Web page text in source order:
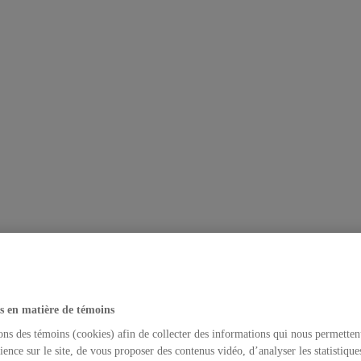
en matière de témoins
des témoins (cookies) afin de collecter des informations qui nous
sur le site, de vous proposer des contenus vidéo, d’analyser les